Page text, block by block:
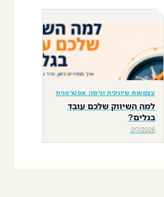
עצמאות שיווקית וגישה אסטרטגית
למה השיווק שלכם עובד
בגלים?
2/7/2026